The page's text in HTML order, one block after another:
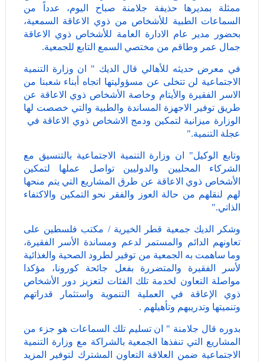
ممثلة بمديرها حذيفة جلامنة صباح اليوم، عدداً من
السماعات الطبية للأشخاص من ذوي الاعاقة السمعية،
بحضور مدير عام الادارة العامة للأشخاص ذوي الاعاقة
جمال عمر وطاقم من مختصي السمع التابع للجمعية.
في معرض حديثه للأهالي قال الديك " ان وزارة التنمية
الاجتماعية لن تتخلى عن مسؤوليتها اتجاه أبناء شعبنا من
الاسر الفقيرة والأيتام وخاصة الأشخاص ذوي الاعاقة عن
طريق توفير الاجهزة المساندة والطبية والتي خصصت لها
الوزارة ميزانية لتمكين ودمج الاشخاص ذوي الاعاقة في
عجلة التنمية."
وتابع الوكيل" ان وزارة التنمية الاجتماعية بالتنسيق مع
الشركاء المحليين والدوليين تواصل عملها لتمكين
الأشخاص ذوي الاعاقة عن طرق المشاريع التي يتم منحها
لهم لنقلهم من حالة العوز والفقر نحو التمكين والاكتفاء
الذاتي."
وشكر الديك جمعية قطر الخيرية / مكتب فلسطين على
تعاونهم الدائم والمستمر لدعم ومساندة الأسر الفقيرة،
وما ساهمت به الجمعية من توفير لطرود الصحية والغذائية
لأسر الفقيرة والمتضررة بفعل جائحة كورونا، مؤكدا
مواصلة التعاون لخدمة تلك الفئات لتعزيز دور الأشخاص
ذوي الإعاقة في العملية التنموية واستثمار قدراتهم
وتنميتها وتدريبهم وتأهيلهم .
بدوره قال جلامنة " ان تسليم تلك السماعات هو جزء من
المشاريع التي تنفذها الجمعية بالشراكة مع وزارة التنمية
الاجتماعية ضمن العلاقة التعاون المشترك لتوفير المزيد